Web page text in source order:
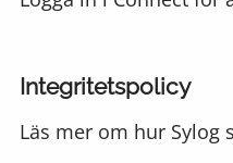
Integritetspolicy
Läs mer om hur